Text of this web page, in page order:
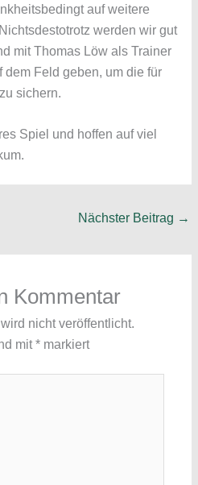
auf weitere
werden wir gut
mit Thomas Löw als Trainer
Feld geben, um die für
sichern.
Spiel und hoffen auf viel
Nächster Beitrag →
Kommentar
nicht veröffentlicht.
mit*markiert